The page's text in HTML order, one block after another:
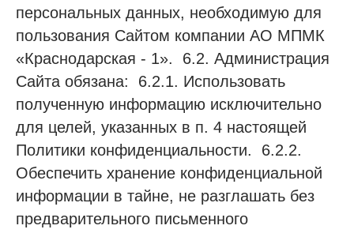
персональных данных, необходимую для
пользования Сайтом компании АО МПМК
«Краснодарская - 1». 6.2. Администрация
Сайта обязана: 6.2.1. Использовать
полученную информацию исключительно
для целей, указанных в п. 4 настоящей
Политики конфиденциальности. 6.2.2.
Обеспечить хранение конфиденциальной
информации в тайне, не разглашать без
предварительного письменного